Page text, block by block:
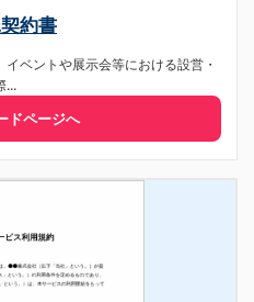
約書
ベントや展示会等における設営・
...
ドページへ